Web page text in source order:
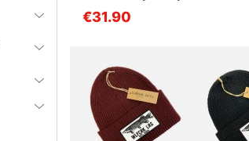
€31.90